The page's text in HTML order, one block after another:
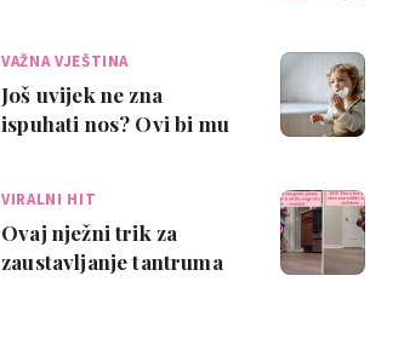
VAŽNA VJEŠTINA
Još uvijek ne zna
ispuhati nos? Ovi bi mu
VIRALNI HIT
Ovaj nježni trik za
zaustavljanje tantruma